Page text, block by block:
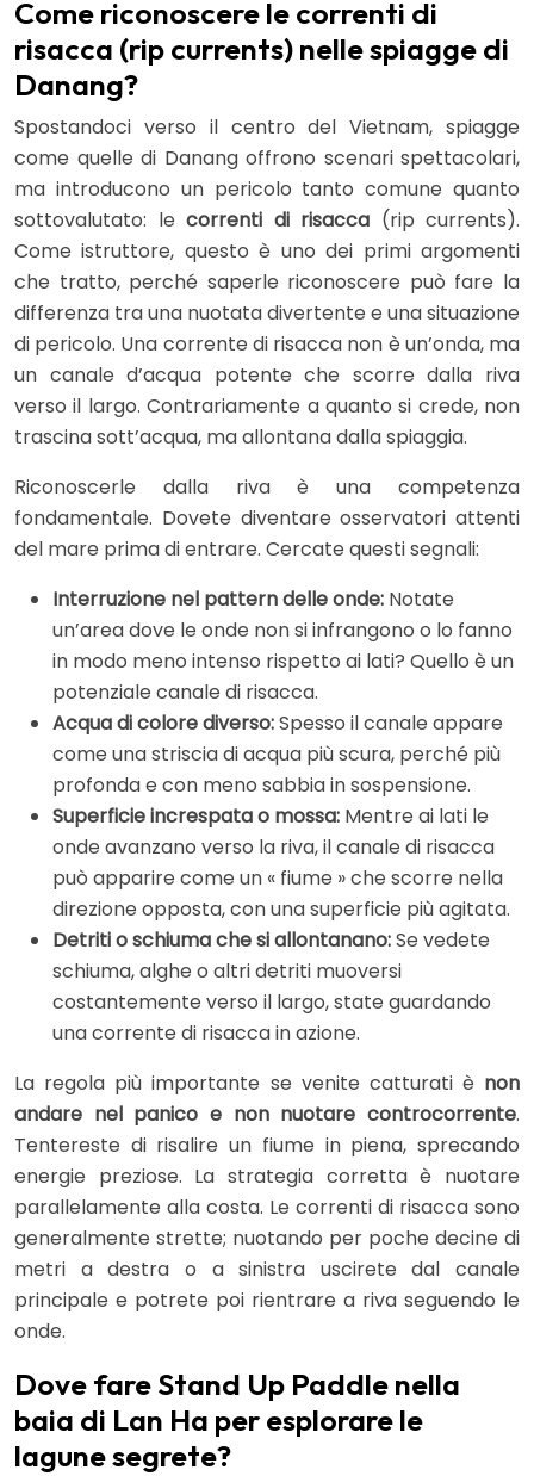
Come riconoscere le correnti di
risacca (rip currents) nelle spiagge di
Danang?
Spostandoci verso il centro del Vietnam, spiagge
come quelle di Danang offrono scenari spettacolari,
ma introducono un pericolo tanto comune quanto
sottovalutato: le correnti di risacca (rip currents).
Come istruttore, questo è uno dei primi argomenti
che tratto, perché saperle riconoscere può fare la
differenza tra una nuotata divertente e una situazione
di pericolo. Una corrente di risacca non è un’onda, ma
un canale d’acqua potente che scorre dalla riva
verso il largo. Contrariamente a quanto si crede, non
trascina sott’acqua, ma allontana dalla spiaggia.
Riconoscerle dalla riva è una competenza
fondamentale. Dovete diventare osservatori attenti
del mare prima di entrare. Cercate questi segnali:
Interruzione nel pattern delle onde: Notate
un’area dove le onde non si infrangono o lo fanno
in modo meno intenso rispetto ai lati? Quello è un
potenziale canale di risacca.
Acqua di colore diverso:Spesso il canale appare
come una striscia di acqua più scura, perché più
profonda e con meno sabbia in sospensione.
Superficie increspata o mossa: Mentre ai lati le
onde avanzano verso la riva, il canale di risacca
può apparire come un « fiume » che scorre nella
direzione opposta, con una superficie più agitata.
Detriti o schiuma che si allontanano:Se vedete
schiuma, alghe o altri detriti muoversi
costantemente verso il largo, state guardando
una corrente di risacca in azione.
La regola più importante se venite catturati è non
andare nel panico e non nuotare controcorrente.
Tentereste di risalire un fiume in piena, sprecando
energie preziose. La strategia corretta è nuotare
parallelamente alla costa. Le correnti di risacca sono
generalmente strette; nuotando per poche decine di
metri a destra o a sinistra uscirete dal canale
principale e potrete poi rientrare a riva seguendo le
onde.
Dove fare Stand Up Paddle nella
baia di Lan Ha per esplorare le
lagune segrete?